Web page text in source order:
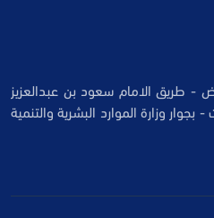
- طريق الامام سعود بن عبدالعزيز
المغرزات - بجوار وزارة الموارد البشرية والتنمية